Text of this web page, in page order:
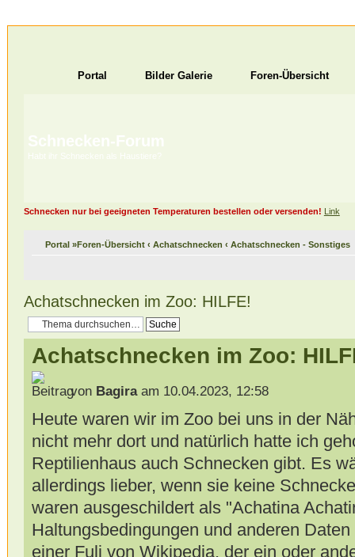
Portal Bilder Galerie Foren-Übersicht
Schnecken-Forum
Habt ihr Schnecken als Haustiere?
Schnecken nur bei geeigneten Temperaturen bestellen oder versenden! Link
Portal»Foren-Übersicht ‹ Achatschnecken ‹ Achatschnecken - Sonstiges
Achatschnecken im Zoo: HILFE!
Achatschnecken im Zoo:
von Bagiraam 10.04.2023, 12:58
Heute waren wir im Zoo bei uns in der
nicht mehr dort und natürlich hatte ich
Reptilienhaus auch Schnecken gibt. Es
allerdings lieber, wenn sie keine
waren ausgeschildert als "Achatina
Haltungsbedingungen und anderen
einer Fuli von Wikipedia, der ein oder